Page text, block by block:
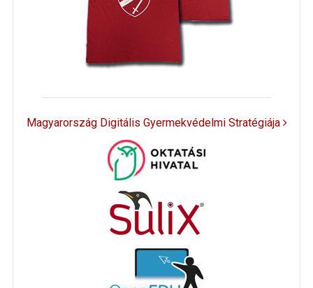
Magyarország Digitális Gyermekvédelmi Stratégiája